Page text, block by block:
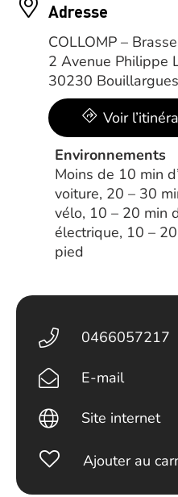
Adresse
COLLOMP –
2 Avenue Philippe
30230 Bouillargues
Voir
Environnements
Moins de 10 min
voiture, 20 – 30
vélo, 10 – 20 min
électrique, 10 –
pied
0466057217
E-mail
Site internet
Ajouter au